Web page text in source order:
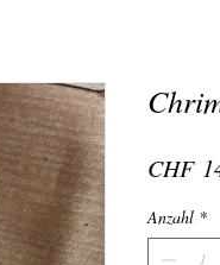
CHF
Anzahl *